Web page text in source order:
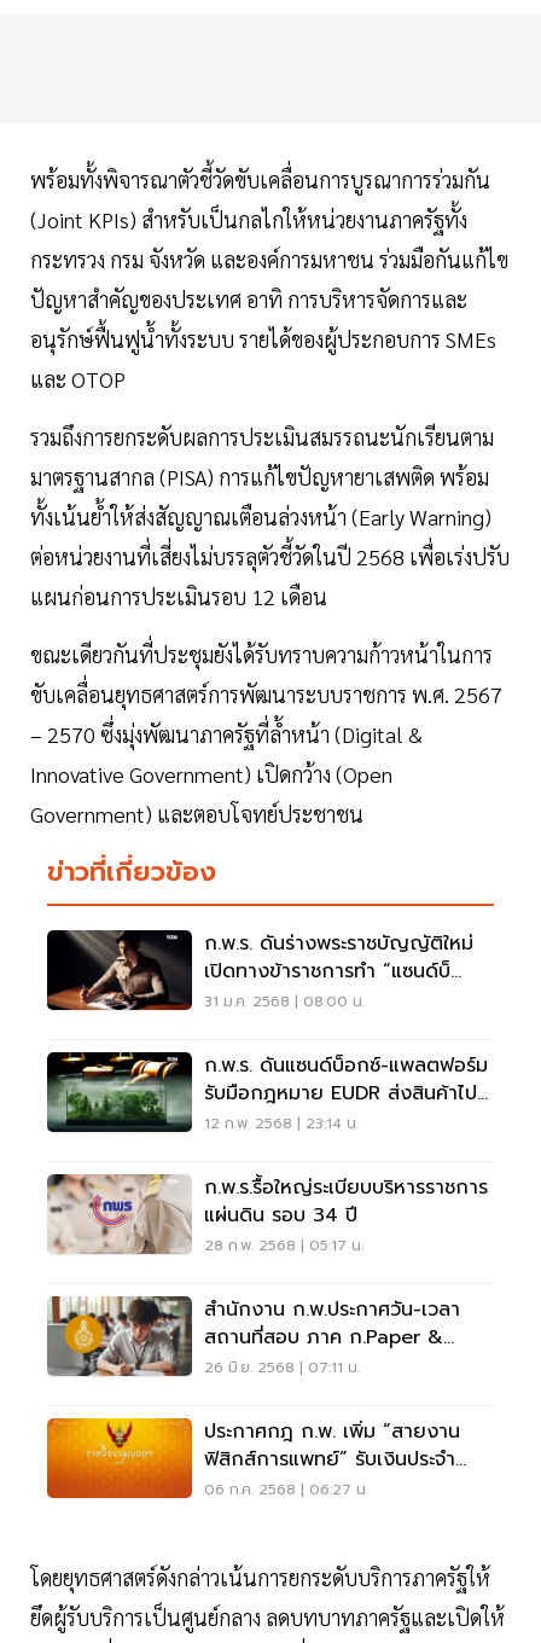
พร้อมทั้งพิจารณาตัวชี้วัดขับเคลื่อนการบูรณาการร่วมกัน
(Joint KPIs) สำหรับเป็นกลไกให้หน่วยงานภาครัฐทั้ง
กระทรวง กรม จังหวัด และองค์การมหาชน ร่วมมือกันแก้ไข
ปัญหาสำคัญของประเทศ อาทิ การบริหารจัดการและ
อนุรักษ์ฟื้นฟูน้ำทั้งระบบ รายได้ของผู้ประกอบการ SMEs
และ OTOP
รวมถึงการยกระดับผลการประเมินสมรรถนะนักเรียนตาม
มาตรฐานสากล (PISA) การแก้ไขปัญหายาเสพติด พร้อม
ทั้งเน้นย้ำให้ส่งสัญญาณเตือนล่วงหน้า (Early Warning)
ต่อหน่วยงานที่เสี่ยงไม่บรรลุตัวชี้วัดในปี 2568 เพื่อเร่งปรับ
แผนก่อนการประเมินรอบ 12 เดือน
ขณะเดียวกันที่ประชุมยังได้รับทราบความก้าวหน้าในการ
ขับเคลื่อนยุทธศาสตร์การพัฒนาระบบราชการ พ.ศ. 2567
– 2570 ซึ่งมุ่งพัฒนาภาครัฐที่ล้ำหน้า (Digital &
Innovative Government) เปิดกว้าง (Open
Government) และตอบโจทย์ประชาชน
ข่าวที่เกี่ยวข้อง
ก.พ.ร. ดันร่างพระราชบัญญัติใหม่
เปิดทางข้าราชการทำ “แซนด์บ็
อกซ์”
31 ม.ค. 2568 | 08:00 น.
ก.พ.ร. ดันแซนด์บ็อกซ์-แพลตฟอร์ม
รับมือกฎหมาย EUDR ส่งสินค้าไป
ยุโรป
12 ก.พ. 2568 | 23:14 น.
ก.พ.ร.รื้อใหญ่ระเบียบบริหารราชการ
แผ่นดิน รอบ 34 ปี
28 ก.พ. 2568 | 05:17 น.
สำนักงาน ก.พ.ประกาศวัน-เวลา
สถานที่สอบ ภาค ก.paper &
Pencil 2568
26 มิ.ย. 2568 | 07:11 น.
ประกาศกฎ ก.พ. เพิ่ม “สายงาน
ฟิสิกส์การแพทย์” รับเงินประจำ
ตำแหน่ง
06 ก.ค. 2568 | 06:27 น.
โดยยุทธศาสตร์ดังกล่าวเน้นการยกระดับบริการภาครัฐให้
ยึดผู้รับบริการเป็นศูนย์กลาง ลดบทบาทภาครัฐและเปิดให้